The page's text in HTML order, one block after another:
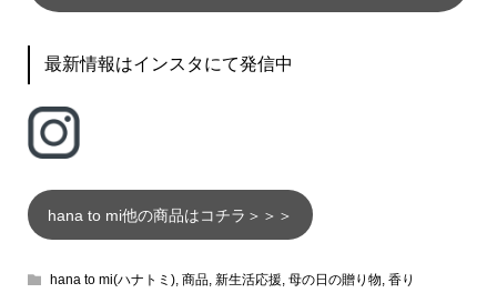
最新情報はインスタにて発信中
hana to mi他の商品はコチラ＞＞＞
hana to mi(ハナトミ), 商品, 新生活応援, 母の日の贈り物, 香り